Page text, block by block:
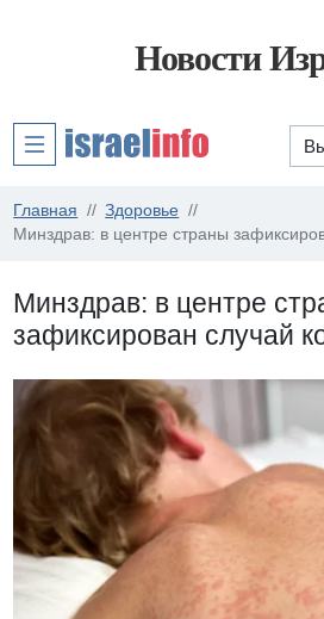
Новости
Главная
Здоровье
Минздрав: в центре страны
Минздрав: в центре
зафиксирован случай